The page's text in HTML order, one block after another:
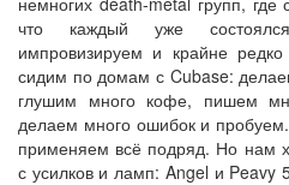
что каждый уже
импровизируем и крайне
сидим по домам с Cubase:
глушим много кофе, пишем
делаем много ошибок и
применяем всё подряд. Но нам
с усилков и ламп: Angel и